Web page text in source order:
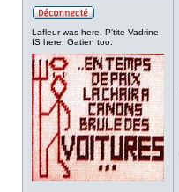
Lafleur was here. P'tite Vadrine
IS here. Gatien too.